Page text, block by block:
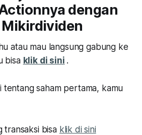
dengan
Mikirdividen
atau mau langsung gabung ke
bisa klik di sini .
tentang saham pertama, kamu
transaksi bisa klik di sini